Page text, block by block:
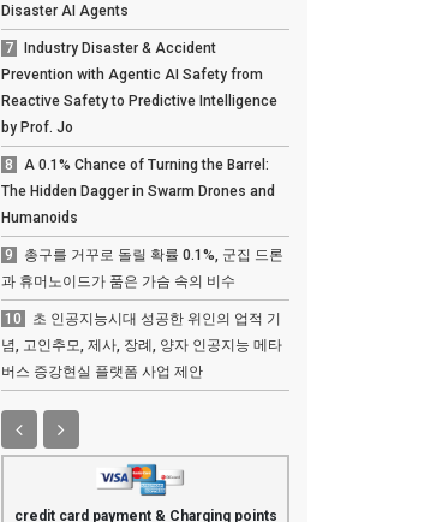
Disaster AI Agents
7
Industry Disaster & Accident
Prevention with Agentic AI Safety from
Reactive Safety to Predictive Intelligence
by Prof. Jo
8
A 0.1% Chance of Turning the Barrel:
The Hidden Dagger in Swarm Drones and
Humanoids
9
총구를 거꾸로 돌릴 확률 0.1%, 군집 드론
과 휴머노이드가 품은 가슴 속의 비수
10
초 인공지능시대 성공한 위인의 업적 기
념, 고인추모, 제사, 장례, 양자 인공지능 메타
버스 증강현실 플랫폼 사업 제안
credit card payment & Charging points